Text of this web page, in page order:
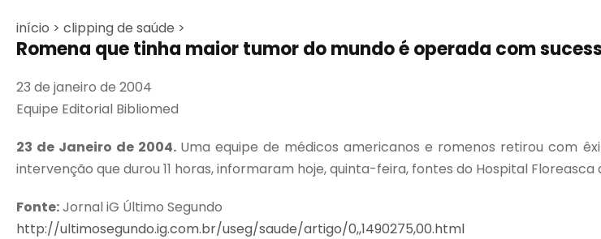
início > clipping de saúde >
Romena que tinha maior tumor do mundo é operada com
23 de janeiro de 2004
Equipe Editorial Bibliomed
23 de Janeiro de 2004. Uma equipe de médicos americanos e romenos retirou com
intervenção que durou 11 horas, informaram hoje, quinta-feira, fontes do Hospital
Fonte:Jornal iG Último Segundo
http://ultimosegundo.ig.com.br/useg/saude/artigo/0,,1490275,00.html